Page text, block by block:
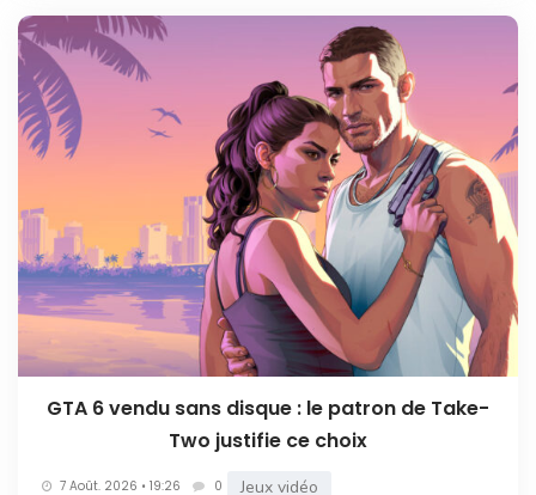
GTA 6 vendu sans disque : le patron de Take-
Two justifie ce choix
7 Août. 2026 • 19:26 0 Jeux vidéo